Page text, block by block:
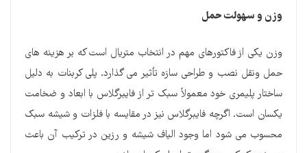
وزن و سهولت حمل
وزن یکی از فاکتورهای مهم در انتخاب متریال است که بر هزینه های
حمل ونقل نصب و طراحی سازه تأثیر می گذارد. پلی کربنات به دلیل
ساختار پلیمری خود معمولاً سبک تر از فایبرگلاس با ابعاد و ضخامت
یکسان است. اگرچه فایبرگلاس نیز در مقایسه با فلزات و شیشه سبک
محسوب می شود اما وجود الیاف شیشه و رزین در ترکیب آن باعث